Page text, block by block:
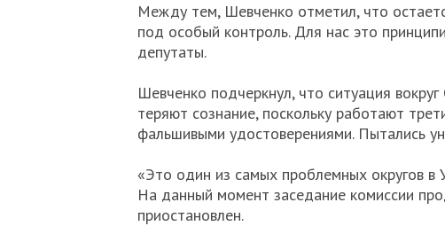
Между тем, Шевченко отметил, что
под особый контроль. Для нас это
депутаты.
Шевченко подчеркнул, что ситуация
теряют сознание, поскольку работают
фальшивыми удостоверениями. Пытались
«Это один из самых проблемных округов
На данный момент заседание комиссии
приостановлен.